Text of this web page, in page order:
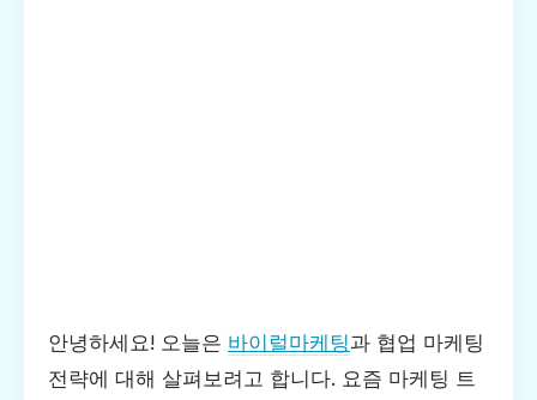
안녕하세요! 오늘은 바이럴마케팅과 협업 마케팅
전략에 대해 살펴보려고 합니다. 요즘 마케팅 트